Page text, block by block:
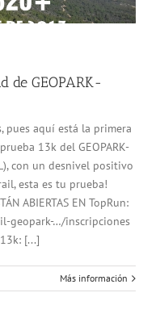
de GEOPARK-
pues aquí está la primera
13k del GEOPARK-
con un desnivel positivo
esta es tu prueba!
ABIERTAS EN TopRun:
geopark-…/inscripciones
[...]
Más información